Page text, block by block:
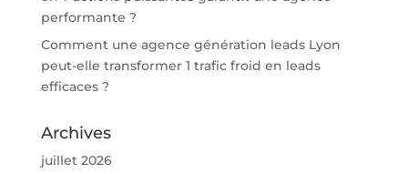
performante ?
Comment une agence génération leads Lyon
peut-elle transformer 1 trafic froid en leads
efficaces ?
Archives
juillet 2026